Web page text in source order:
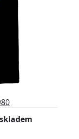
skladem